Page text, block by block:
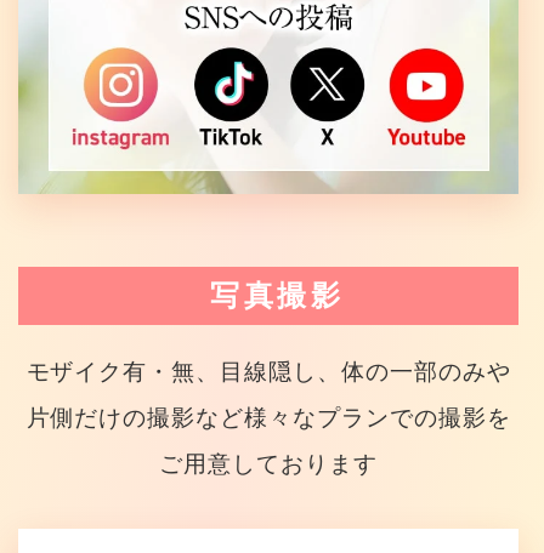
写真撮影
モザイク有・無、目線隠し、体の一部のみや
片側だけの撮影など様々なプランでの撮影を
ご用意しております